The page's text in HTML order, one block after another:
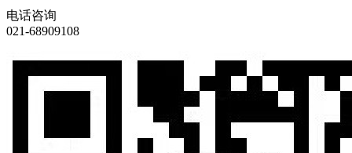
电话咨询
021-68909108